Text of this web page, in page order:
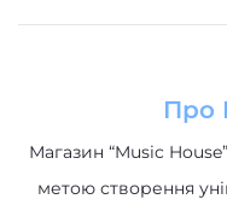
метою створення
музичних ентузіастів